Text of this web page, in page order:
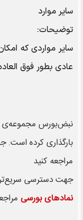
سایر موارد
توضیحات:
سایر مواردی که
عادی بطور فوق
نبض‌بورس مجموعه‌ی
بارگذاری کرده
مراجعه کنید
جهت دسترسی
نمادهای بورسی